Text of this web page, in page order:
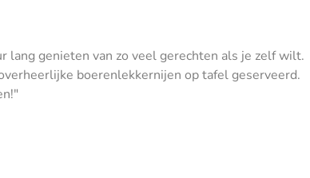
lang genieten van zo veel gerechten als je zelf wilt.
boerenlekkernijen op tafel geserveerd.